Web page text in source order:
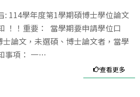
: 114學年度第1學期碩博士學位論文
！！重要： 當學期要申請學位口
論文，未選碩、博士論文者，當學
事項： 一…
查看更多